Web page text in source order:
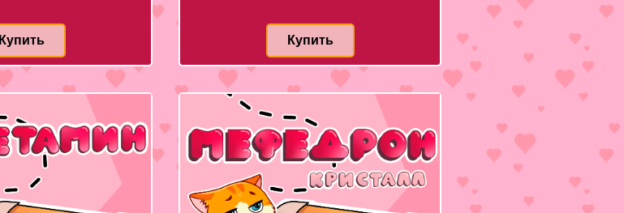
Купить Купить